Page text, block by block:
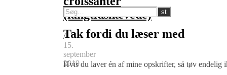
(langtidshævede)
/
15.
september
2019
Tak fordi du læser med
Hvis du laver én af mine opskrifter, så tøv endelig